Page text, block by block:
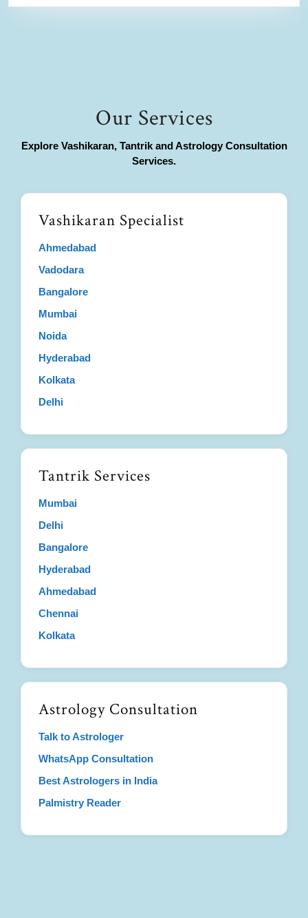
Our Services
Explore Vashikaran, Tantrik and Astrology Consultation
Services.
Vashikaran Specialist
Ahmedabad
Vadodara
Bangalore
Mumbai
Noida
Hyderabad
Kolkata
Delhi
Tantrik Services
Mumbai
Delhi
Bangalore
Hyderabad
Ahmedabad
Chennai
Kolkata
Astrology Consultation
Talk to Astrologer
WhatsApp Consultation
Best Astrologers in India
Palmistry Reader